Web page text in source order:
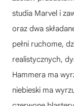
studia Marvel i
oraz dwa
pełni ruchome,
realistycznych,
Hammera ma
niebieski ma